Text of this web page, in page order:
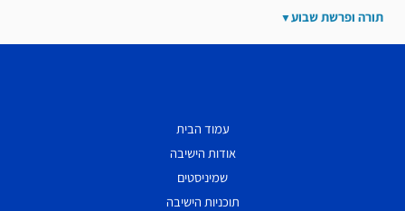
תורה ופרשת שבוע
עמוד הבית
אודות הישיבה
שמיניסטים
תוכניות הישיבה